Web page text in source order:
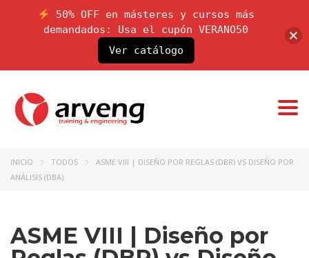
INICIO TODOS
ASME VIII | DISEÑO POR REGLAS (DBR) VS DISEÑO POR
ANÁLISIS (DBA)
ASME VIII | Diseño por
50% OFF en másteres y cursos más
demandados: Usa el cupón VERANO50
Ver catálogo